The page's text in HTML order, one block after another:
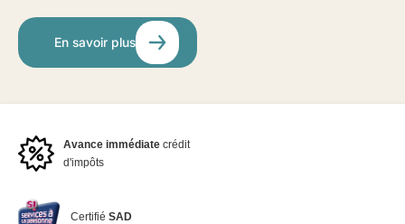
En savoir plus
Avance immédiate crédit
d'impôts
CertifiéSAD